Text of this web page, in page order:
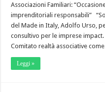
Associazioni Familiari:
imprenditoriali responsabili”
del Made in Italy, Adolfo Urso,
consultivo per le imprese
Comitato realtà associative come
Leggi »